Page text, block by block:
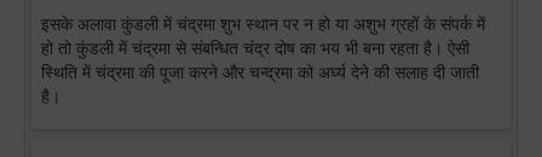
इसके अलावा कुंडली में चंद्रमा शुभ स्थान पर न हो या अशुभ ग्रहों के संपर्क में
हो तो कुंडली में चंद्रमा से संबन्धित चंद्र दोष का भय भी बना रहता है। ऐसी
स्थिति में चंद्रमा की पूजा करने और चन्द्रमा को अर्घ्य देने की सलाह दी जाती
है।